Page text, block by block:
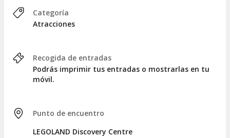
Categoría
Atracciones
Recogida de entradas
Podrás imprimir tus entradas o mostrarlas en tu
móvil.
Punto de encuentro
LEGOLAND Discovery Centre